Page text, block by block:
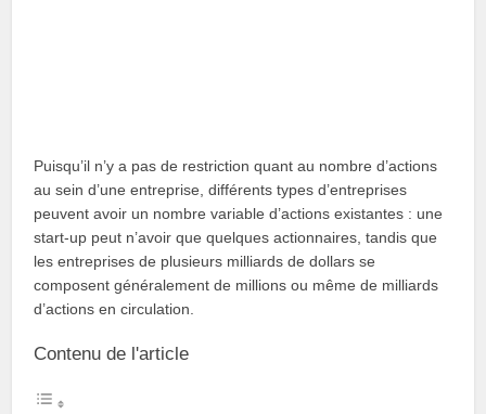
Puisqu’il n’y a pas de restriction quant au nombre d’actions
au sein d’une entreprise, différents types d’entreprises
peuvent avoir un nombre variable d’actions existantes : une
start-up peut n’avoir que quelques actionnaires, tandis que
les entreprises de plusieurs milliards de dollars se
composent généralement de millions ou même de milliards
d’actions en circulation.
Contenu de l'article